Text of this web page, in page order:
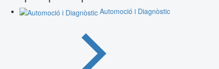
Automoció i Diagnòstic